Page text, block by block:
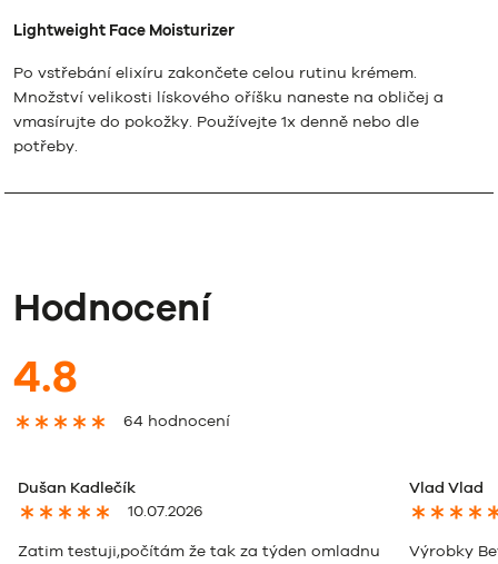
Lightweight Face Moisturizer
Po vstřebání elixíru zakončete celou rutinu krémem.
Množství velikosti lískového oříšku naneste na obličej a
vmasírujte do pokožky. Používejte 1x denně nebo dle
potřeby.
Hodnocení
4.8
64 hodnocení
Dušan Kadlečík
10.07.2026
Zatim testuji,počítám že tak za týden omladnu
Vlad Vlad
Výrobky